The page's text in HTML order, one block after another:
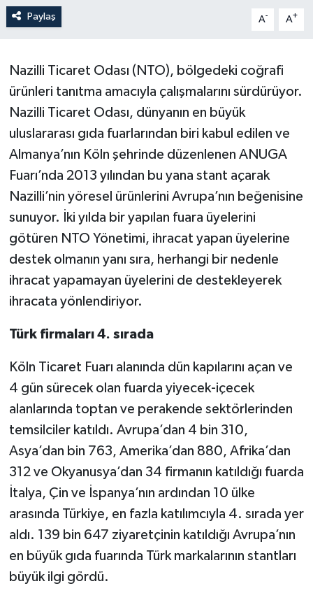
Paylaş A- A+
Nazilli Ticaret Odası (NTO), bölgedeki coğrafi
ürünleri tanıtma amacıyla çalışmalarını sürdürüyor.
Nazilli Ticaret Odası, dünyanın en büyük
uluslararası gıda fuarlarından biri kabul edilen ve
Almanya’nın Köln şehrinde düzenlenen ANUGA
Fuarı’nda 2013 yılından bu yana stant açarak
Nazilli’nin yöresel ürünlerini Avrupa’nın beğenisine
sunuyor. İki yılda bir yapılan fuara üyelerini
götüren NTO Yönetimi, ihracat yapan üyelerine
destek olmanın yanı sıra, herhangi bir nedenle
ihracat yapamayan üyelerini de destekleyerek
ihracata yönlendiriyor.
Türk firmaları 4. sırada
Köln Ticaret Fuarı alanında dün kapılarını açan ve
4 gün sürecek olan fuarda yiyecek-içecek
alanlarında toptan ve perakende sektörlerinden
temsilciler katıldı. Avrupa’dan 4 bin 310,
Asya’dan bin 763, Amerika’dan 880, Afrika’dan
312 ve Okyanusya’dan 34 firmanın katıldığı fuarda
İtalya, Çin ve İspanya’nın ardından 10 ülke
arasında Türkiye, en fazla katılımcıyla 4. sırada yer
aldı. 139 bin 647 ziyaretçinin katıldığı Avrupa’nın
en büyük gıda fuarında Türk markalarının stantları
büyük ilgi gördü.